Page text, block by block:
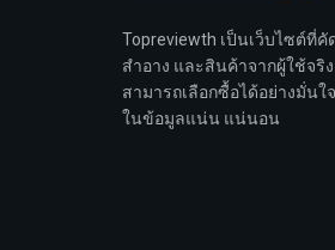
Topreviewth เป็นเว็บไซต์ที่คั
สำอาง และสินค้าจากผู้ใช้จ
สามารถเลือกซื้อได้อย่างมั่น
ในข้อมูลแน่น แน่นอน